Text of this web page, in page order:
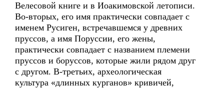
Велесовой книге и в Иоакимовской летописи.
Во-вторых, его имя практически совпадает с
именем Русиген, встречавшемся у древних
пруссов, а имя Поруссии, его жены,
практически совпадает с названием племени
пруссов и боруссов, которые жили рядом друг
с другом. В-третьих, археологическая
культура «длинных курганов» кривичей,